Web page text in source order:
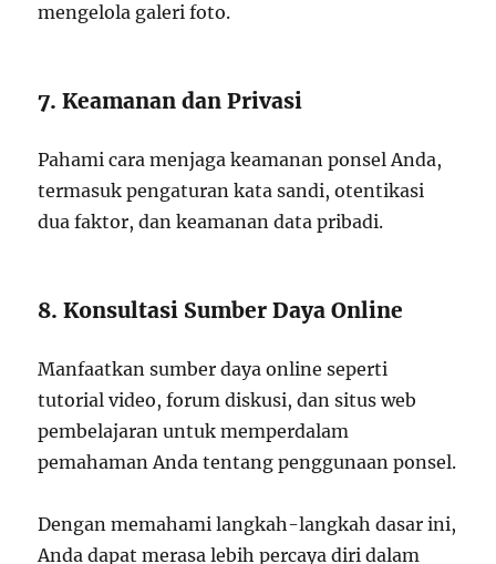
mengelola galeri foto.
7. Keamanan dan Privasi
Pahami cara menjaga keamanan ponsel Anda,
termasuk pengaturan kata sandi, otentikasi
dua faktor, dan keamanan data pribadi.
8. Konsultasi Sumber Daya Online
Manfaatkan sumber daya online seperti
tutorial video, forum diskusi, dan situs web
pembelajaran untuk memperdalam
pemahaman Anda tentang penggunaan ponsel.
Dengan memahami langkah-langkah dasar ini,
Anda dapat merasa lebih percaya diri dalam